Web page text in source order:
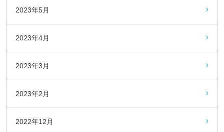
2023年5月
2023年4月
2023年3月
2023年2月
2022年12月